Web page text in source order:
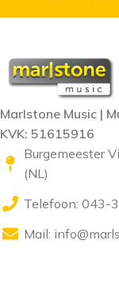
Marlstone Music |
KVK: 51615916
Burgemeester
(NL)
Telefoon: 043-
Mail: